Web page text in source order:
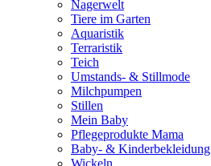
Nagerwelt
Tiere im Garten
Aquaristik
Terraristik
Teich
Umstands- & Stillmode
Milchpumpen
Stillen
Mein Baby
Pflegeprodukte Mama
Baby- & Kinderbekleidung
Wickeln